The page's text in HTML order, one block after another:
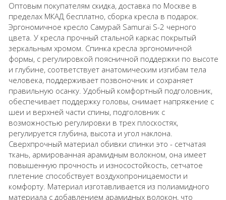
Оптовым покупателям скидка, доставка по Москве в
пределах МКАД бесплатно, сборка кресла в подарок.
Эргономичное кресло Самурай Samurai S-2 черного
цвета. У кресла прочный стальной каркас покрытый
зеркальным хромом. Спинка кресла эргономичной
формы, с регулировкой поясничной поддержки по высоте
и глубине, соответствует анатомическим изгибам тела
человека, поддерживает позвоночник и сохраняет
правильную осанку. Удобный комфортный подголовник,
обеспечивает поддержку головы, снимает напряжение с
шеи и верхней части спины, подголовник с
возможностью регулировки в трех плоскостях,
регулируется глубина, высота и угол наклона.
Сверхпрочный материал обивки спинки это - сетчатая
ткань, армированная арамидным волокном, она имеет
повышенную прочность и износостойкость, сетчатое
плетение способствует воздухопроницаемости и
комфорту. Материал изготавливается из полиамидного
материала с добавлением арамидных волокон, что